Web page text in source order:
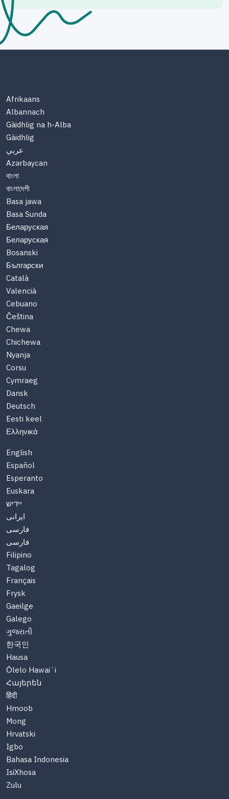
Afrikaans
Albannach
Gàidhlig na h-Alba
Gàidhlig
عربي
Azərbaycan
বাংলা
বাংলাদেশী
Basa jawa
Basa Sunda
Беларуская
Беларуская
Bosanski
Български
Català
Valencià
Cebuano
Čeština
Chewa
Chichewa
Nyanja
Corsu
Cymraeg
Dansk
Deutsch
Eesti keel
Ελληνικά
English
Español
Esperanto
Euskara
יידיש
ایرانی
فارسی
فارسی
Filipino
Tagalog
Français
Frysk
Gaeilge
Galego
ગુજરાતી
한국인
Hausa
Ōlelo Hawaiʻi
Հայերեն
हिंदी
Hmoob
Mong
Hrvatski
Igbo
Bahasa Indonesia
IsiXhosa
Zulu